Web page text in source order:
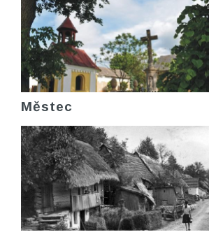
Městec